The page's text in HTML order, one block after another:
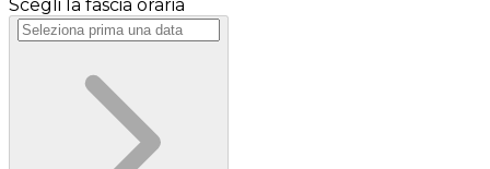
Scegli la fascia oraria